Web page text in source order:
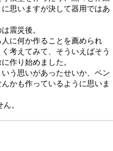
思いますが決して器用ではあ
震災後。
に何か作ることを薦められ
考えてみて、そういえばそう
作り始めました。
う思いがあったせいか、ペン
かも作っているように思いま
。